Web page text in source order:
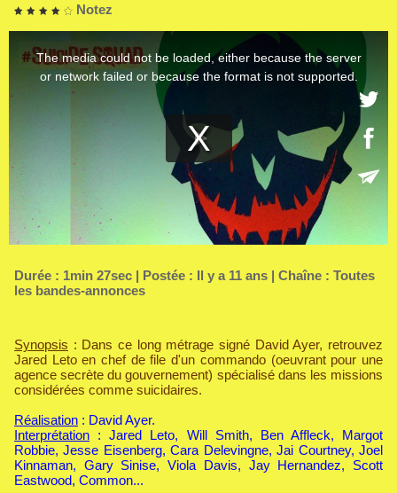
Notez
Durée : 1min 27sec | Postée : Il y a 11 ans | Chaîne : Toutes
les bandes-annonces
Synopsis : Dans ce long métrage signé David Ayer, retrouvez
Jared Leto en chef de file d'un commando (oeuvrant pour une
agence secrète du gouvernement) spécialisé dans les missions
considérées comme suicidaires.
Réalisation : David Ayer.
Interprétation : Jared Leto, Will Smith, Ben Affleck, Margot
Robbie, Jesse Eisenberg, Cara Delevingne, Jai Courtney, Joel
Kinnaman, Gary Sinise, Viola Davis, Jay Hernandez, Scott
Eastwood, Common...